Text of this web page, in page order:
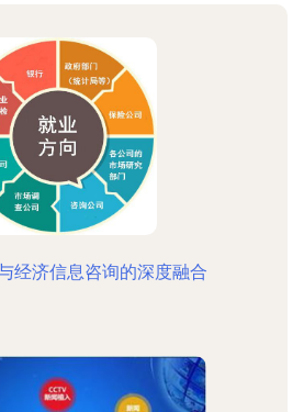
经济信息咨询的深度融合